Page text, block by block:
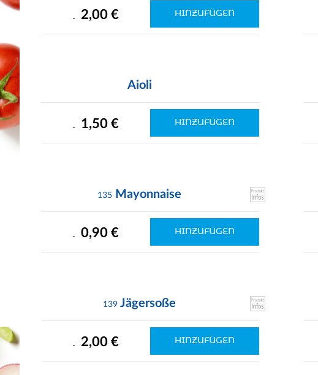
. 2,00 € HINZUFÜGEN
Aioli
. 1,50 € HINZUFÜGEN
135 Mayonnaise
. 0,90 € HINZUFÜGEN
139 Jägersoße
. 2,00 € HINZUFÜGEN